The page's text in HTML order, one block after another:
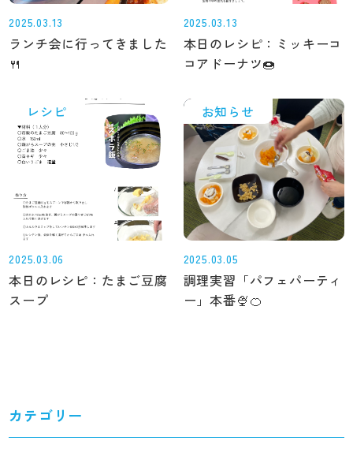
カテゴリー
2025.03.13
ランチ会に行ってきました
🍴
2025.03.13
本日のレシピ：ミッキーコ
コアドーナツ🍩
レシピ
2025.03.06
本日のレシピ：たまご豆腐
スープ
お知らせ
2025.03.05
調理実習「パフェパーティ
ー」本番🍨🍊